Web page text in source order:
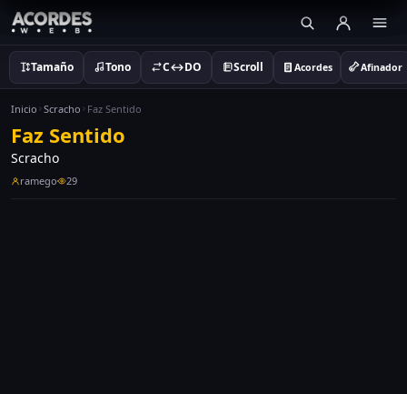
Tamaño Tono C↔DO Scroll Acordes Afinador
Inicio Scracho Faz Sentido
Faz Sentido
Scracho
ramego 29